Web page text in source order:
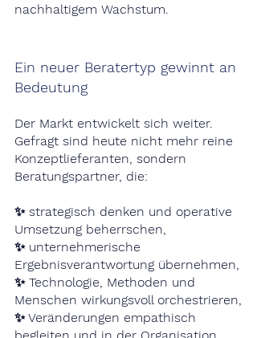
nachhaltigem Wachstum.
Ein neuer Beratertyp gewinnt an
Bedeutung
Der Markt entwickelt sich weiter.
Gefragt sind heute nicht mehr reine
Konzeptlieferanten, sondern
Beratungspartner, die:
✨ strategisch denken und operative
Umsetzung beherrschen,
✨ unternehmerische
Ergebnisverantwortung übernehmen,
✨ Technologie, Methoden und
Menschen wirkungsvoll orchestrieren,
✨ Veränderungen empathisch